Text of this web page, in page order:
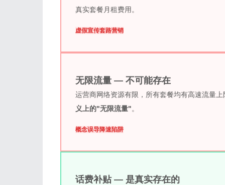
真实套餐月租费用。
虚假宣传套路营销
无限流量 — 不可能存在
运营商网络资源有限，所有套餐均有高速流量
义上的"无限流量"。
概念误导降速陷阱
话费补贴 — 是真实存在的